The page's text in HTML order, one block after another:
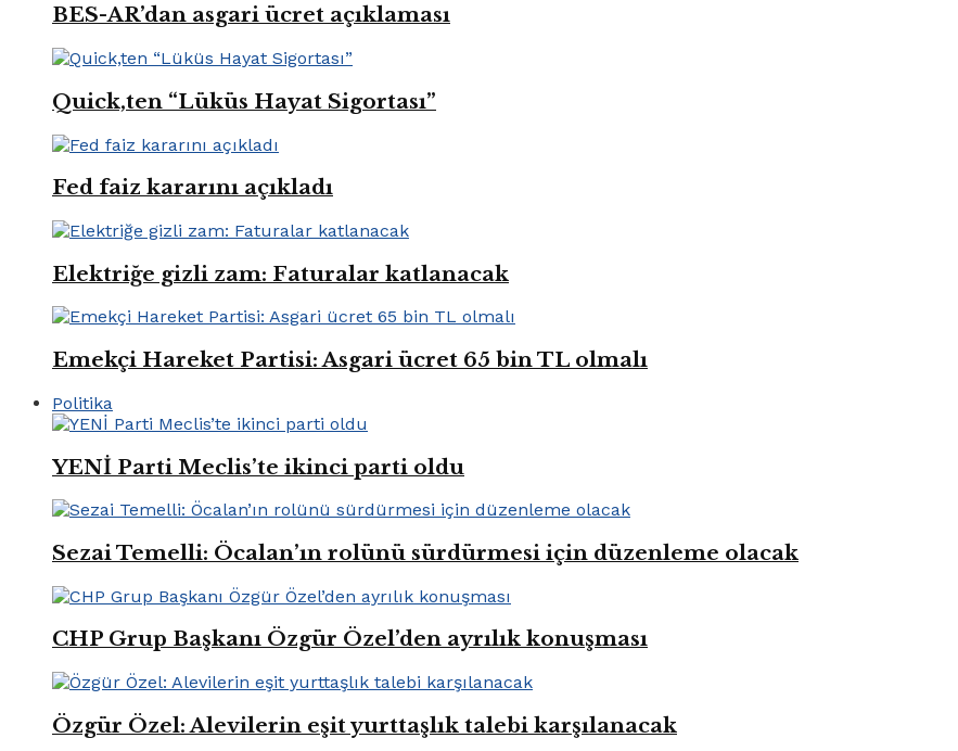
BES-AR’dan asgari ücret açıklaması
Quick,ten “Lüküs Hayat Sigortası”
Fed faiz kararını açıkladı
Elektriğe gizli zam: Faturalar katlanacak
Emekçi Hareket Partisi: Asgari ücret 65 bin TL olmalı
Politika
YENİ Parti Meclis’te ikinci parti oldu
Sezai Temelli: Öcalan’ın rolünü sürdürmesi için düzenleme olacak
CHP Grup Başkanı Özgür Özel’den ayrılık konuşması
Özgür Özel: Alevilerin eşit yurttaşlık talebi karşılanacak